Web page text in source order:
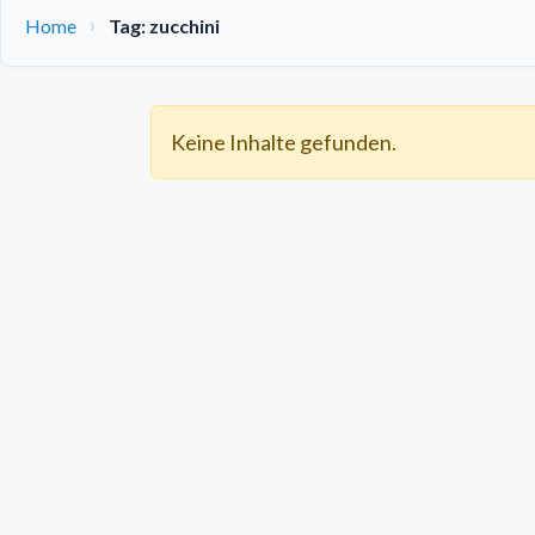
Home Tag: zucchini
Keine Inhalte gefunden.